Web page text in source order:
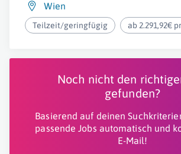
Wien
Teilzeit/geringfügig ab 2.291,92€
Noch nicht den
gefunden?
Basierend auf deinen
passende Jobs automatisch und
E-Mail!